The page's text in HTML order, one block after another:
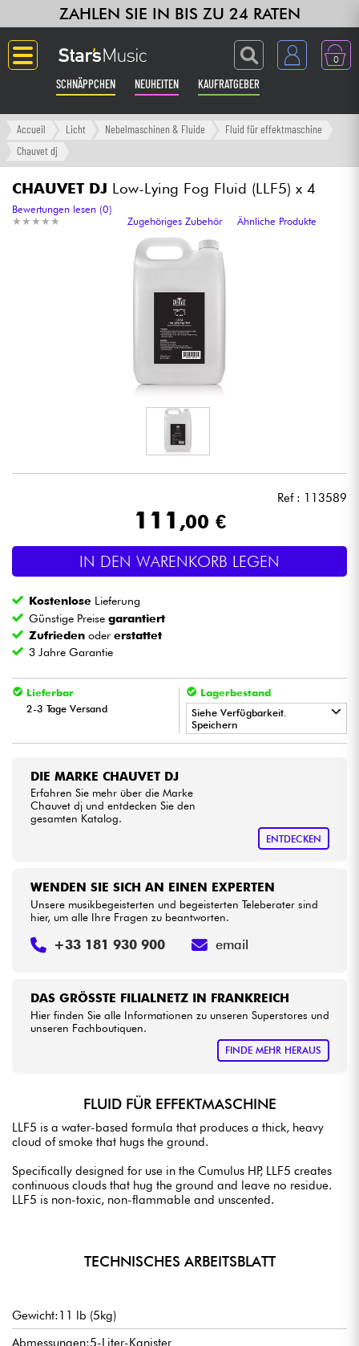
ZAHLEN SIE IN BIS ZU 24 RATEN
0
SCHNÄPPCHEN NEUHEITEN KAUFRATGEBER
Langue
Verstärker & Effekte
Klaviere & Piano
Licht
Blasinstrumente
Kinder
HiFi
Sehen Sie sich unsere Marken an
Accueil Licht Nebelmaschinen & Fluide
Fluid für effektmaschine
Chauvet dj
CHAUVET DJ Low-Lying Fog Fluid (LLF5) x 4
★ ★ ★ ★ ★
★ ★ ★ ★ ★
Bewertungen lesen (0)
Zugehöriges Zubehör
Ähnliche Produkte
Ref : 113589
111 ,00 €
IN DEN WARENKORB LEGEN
Kostenlose Lieferung
Günstige Preisegarantiert
Zufrieden odererstattet
3 Jahre Garantie
Lieferbar
2-3 Tage Versand
Lagerbestand
Siehe Verfügbarkeit.
Speichern
•
DIE MARKE CHAUVET DJ
Erfahren Sie mehr über die Marke
Chauvet dj und entdecken Sie den
gesamten Katalog.
ENTDECKEN
DAS GRÖSSTE FILIALNETZ IN FRANKREICH
Hier finden Sie alle Informationen zu unseren Superstores und
unseren Fachboutiquen.
FINDE MEHR HERAUS
WENDEN SIE SICH AN EINEN EXPERTEN
Unsere musikbegeisterten und begeisterten Teleberater sind
hier, um alle Ihre Fragen zu beantworten.
+33 181 930 900 email
FLUID FÜR EFFEKTMASCHINE
LLF5 is a water-based formula that produces a thick, heavy
cloud of smoke that hugs the ground.
Specifically designed for use in the Cumulus HP, LLF5 creates
continuous clouds that hug the ground and leave no residue.
LLF5 is non-toxic, non-flammable and unscented.
TECHNISCHES ARBEITSBLATT
Gewicht:11 lb (5kg)
Abmessungen:5-Liter-Kanister